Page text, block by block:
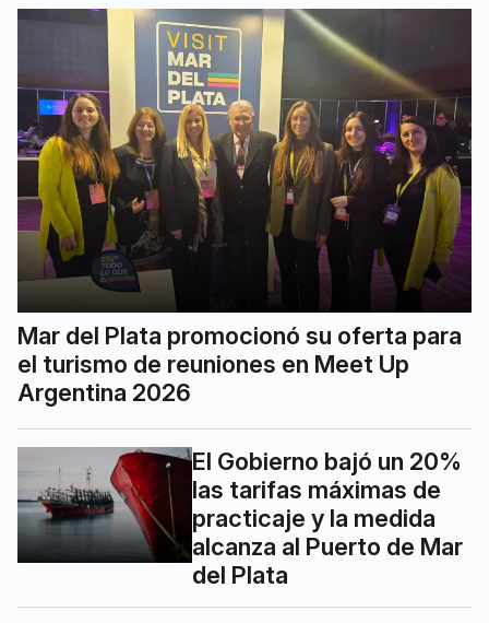
Mar del Plata promocionó su oferta para
el turismo de reuniones en Meet Up
Argentina 2026
El Gobierno bajó un 20%
las tarifas máximas de
practicaje y la medida
alcanza al Puerto de Mar
del Plata